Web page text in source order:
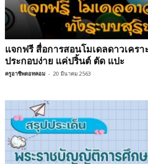
แจกฟรี สื่อการสอนโมเดลดาวเครา
ประกอบง่าย แค่ปริ้นต์ ตัด แปะ
ครูอาชีพดอทคอม - 20 มีนาคม 2563